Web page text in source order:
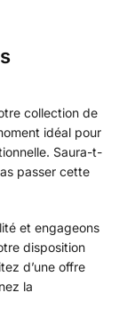
collection de
idéal pour
Saura-t-
passer cette
et engageons
disposition
d’une offre
la